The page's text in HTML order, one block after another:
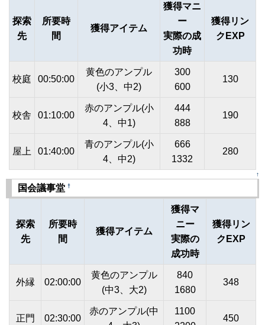
探索
先
所要時
間
獲得アイテム
獲得マニ
ー
実際の成
功時
獲得リン
クEXP
校庭 00:50:00
黄色のアンプル
(小3、中2)
300
600
130
校舎 01:10:00
赤のアンプル(小
4、中1)
444
888
190
屋上 01:40:00
青のアンプル(小
4、中2)
666
1332
280
↑
国会議事堂 †
探索
先
所要時
間
獲得アイテム
獲得マ
ニー
実際の
成功時
獲得リン
クEXP
外縁 02:00:00
黄色のアンプル
(中3、大2)
840
1680
348
正門 02:30:00
赤のアンプル(中
1100
450